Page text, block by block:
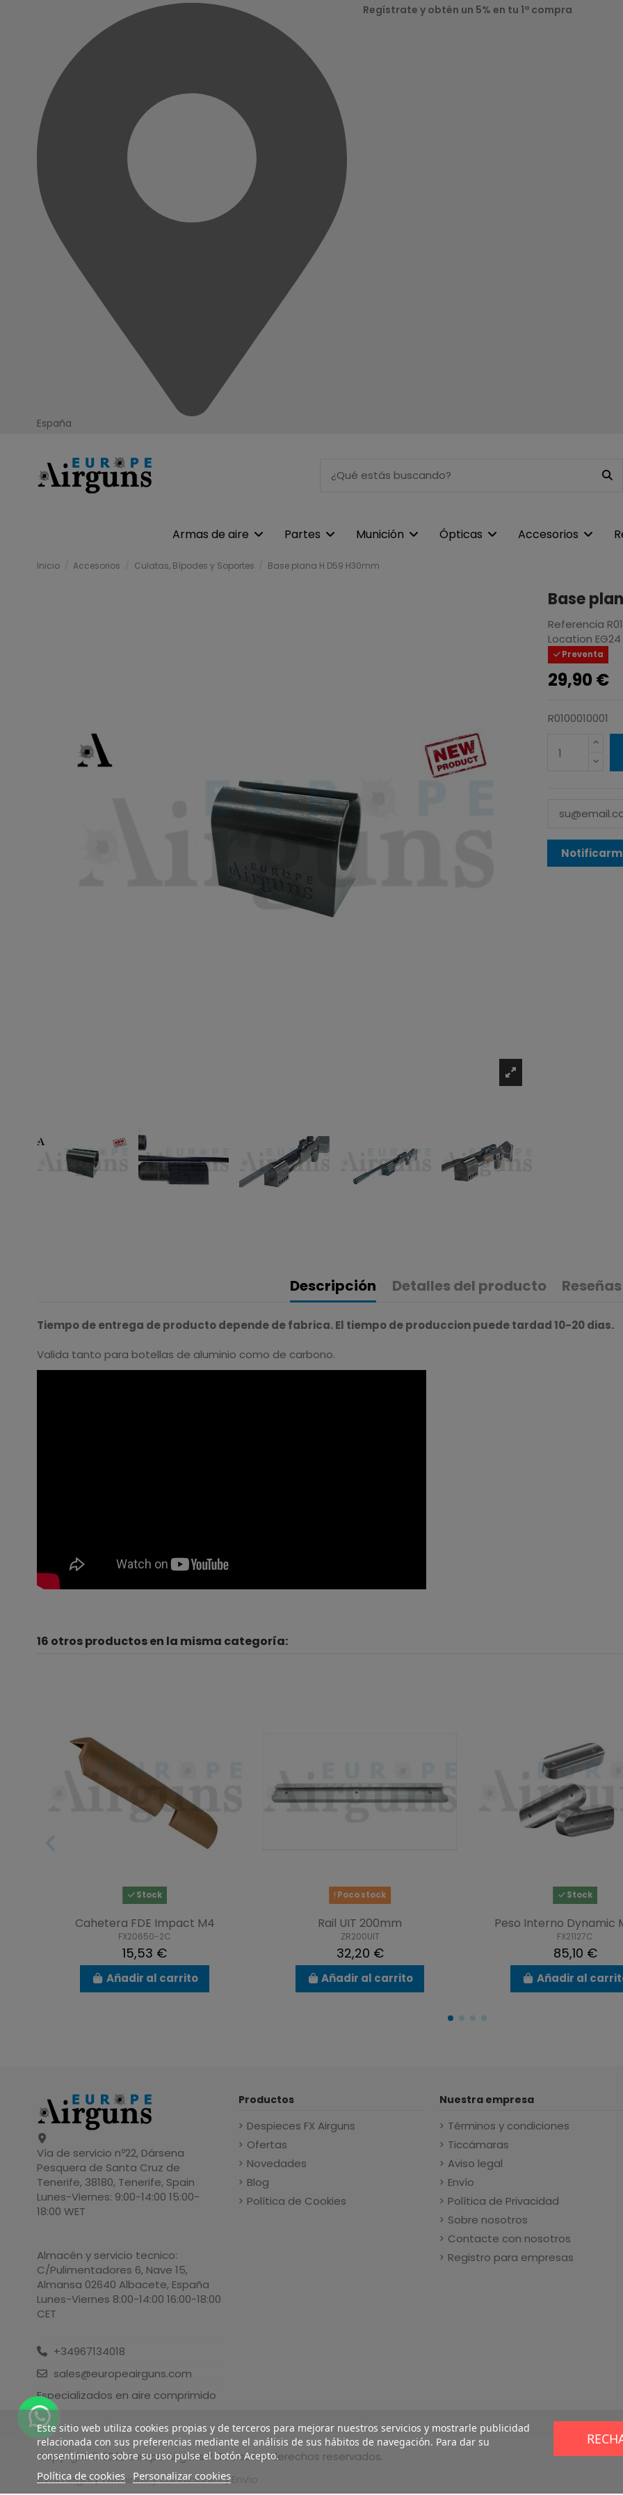
España
Regístrate y obtén un 5% en tu 1ª compra
Armas de aire Partes Munición Ópticas Accesorios
Inicio Accesorios Culatas, Bípodes y Soportes Base plana H D59 H30mm
Base
Referencia
Location EG24
Preventa
29,90 €
R0100010001
Descripción Detalles del producto Reseñas
Tiempo de entrega de producto depende de fabrica. El tiempo de produccion puede tardad 10-20 dias.
Valida tanto para botellas de aluminio como de carbono.
16 otros productos en la misma categoría:
Stock
Cahetera FDE Impact M4
FX20650-2C
15,53 €
Añadir al carrito
Poco stock
Rail UIT 200mm
ZR200UIT
32,20 €
Añadir al carrito
Stock
Peso Interno Dynamic
FX21127C
85,10 €
Añadir al
Vía de servicio nº22, Dársena
Pesquera de Santa Cruz de
Tenerife, 38180, Tenerife, Spain
Lunes-Viernes: 9:00-14:00 15:00-
18:00 WET
Almacén y servicio tecnico:
C/Pulimentadores 6, Nave 15,
Almansa 02640 Albacete, España
Lunes-Viernes 8:00-14:00 16:00-18:00
CET
+34967134018
sales@europeairguns.com
Especializados en aire comprimido
Productos
Despieces FX Airguns
Ofertas
Novedades
Blog
Política de Cookies
Nuestra empresa
Términos y condiciones
Ticcámaras
Aviso legal
Envío
Política de Privacidad
Sobre nosotros
Contacte con nosotros
Registro para empresas
Este sitio web utiliza cookies propias y de terceros para mejorar nuestros servicios y mostrarle publicidad
relacionada con sus preferencias mediante el análisis de sus hábitos de navegación. Para dar su
consentimiento sobre su uso pulse el botón Acepto.
Política de cookies Personalizar cookies
Copyright ©2026Europe Airguns ®. Todos los derechos reservados.
Aviso legal|Terminos y condiciones|